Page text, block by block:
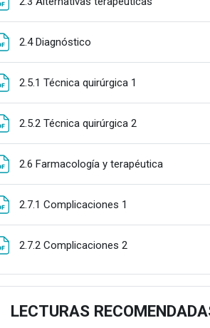
2.4 Diagnóstico
2.5.1 Técnica quirúrgica 1
2.5.2 Técnica quirúrgica 2
2.6 Farmacología y terapéutica
2.7.1 Complicaciones 1
2.7.2 Complicaciones 2
LECTURAS